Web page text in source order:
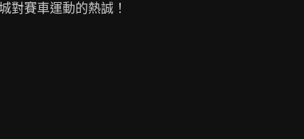
對賽車運動的熱誠！